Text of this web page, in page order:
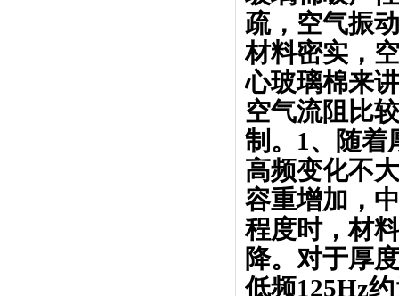
疏，空气振
材料密实，
心玻璃棉来
空气流阻比
制。1、随着
高频变化不
容重增加，
程度时，材
降。对于厚
低频125Hz